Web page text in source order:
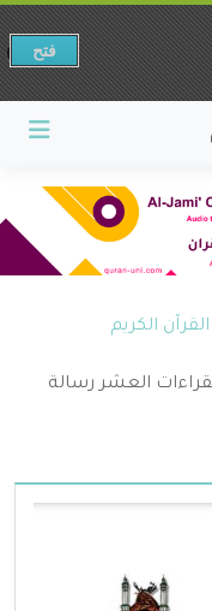
الكريم
العشر رسالة
فتح